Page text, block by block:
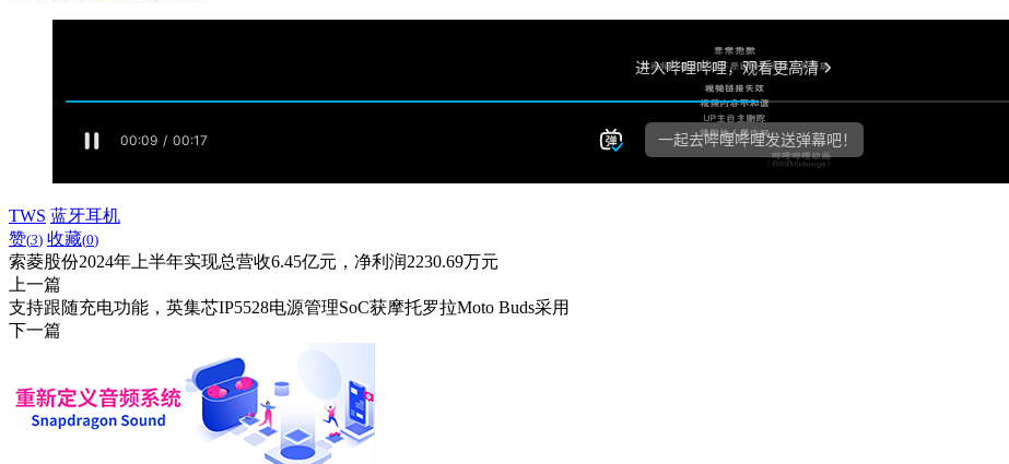
TWS 蓝牙耳机
赞(3) 收藏(0)
索菱股份2024年上半年实现总营收6.45亿元，净利润2230.69万元
上一篇
支持跟随充电功能，英集芯IP5528电源管理SoC获摩托罗拉Moto Buds采用
下一篇